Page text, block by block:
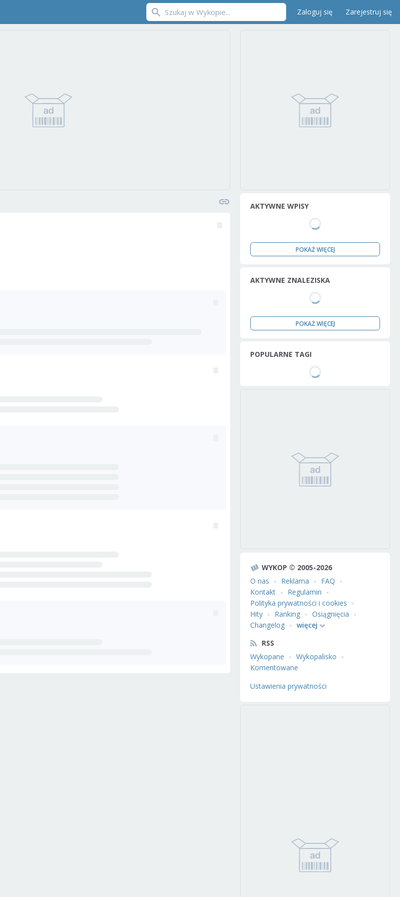
Zaloguj się Zarejestruj się
AKTYWNE WPISY
POKAŻ WIĘCEJ
AKTYWNE ZNALEZISKA
POKAŻ WIĘCEJ
POPULARNE TAGI
WYKOP © 2005-2026
O nas
Reklama
FAQ
Kontakt
Regulamin
Polityka prywatności i cookies
Hity
Ranking
Osiągnięcia
Changelog
więcej
RSS
Wykopane
Wykopalisko
Komentowane
Ustawienia prywatności